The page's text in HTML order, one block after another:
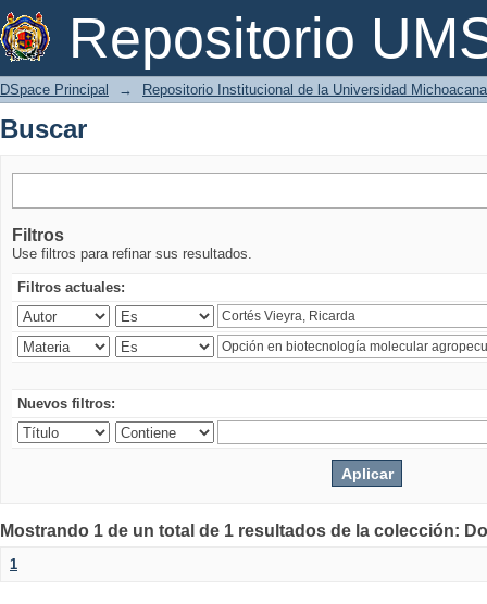
Repositorio
Buscar
DSpace Principal → Repositorio Institucional de la Universidad
Buscar
Filtros
Use filtros para refinar sus resultados.
Filtros actuales:
Nuevos filtros:
Mostrando 1 de un total de 1 resultados de la colección:
1